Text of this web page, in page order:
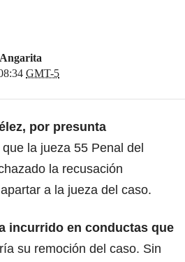
GMT-5
, por presunta
que la jueza 55 Penal del
la recusación
a la jueza del caso.
incurrido en conductas que
su remoción del caso. Sin